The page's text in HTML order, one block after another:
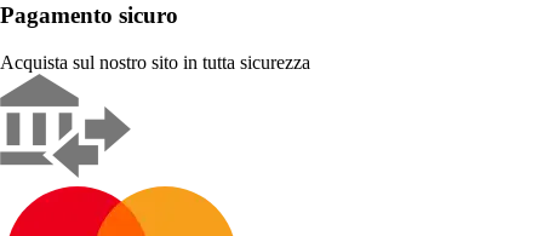
Pagamento sicuro
Acquista sul nostro sito in tutta sicurezza